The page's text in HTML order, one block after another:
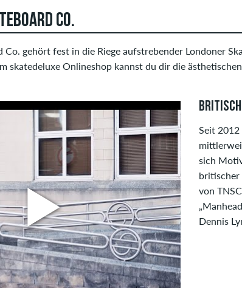
CO.
Co. gehört fest in die Riege aufstrebender Londoner
skatedeluxe Onlineshop kannst du dir die
Seit
sich
britischer
von
Dennis